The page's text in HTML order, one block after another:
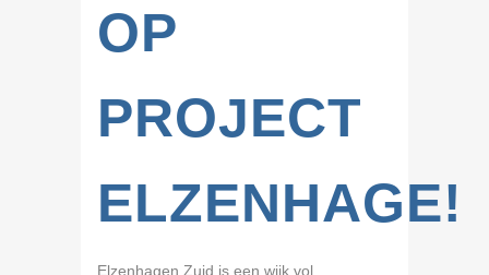
OP
PROJECT
ELZENHAGE!
Elzenhagen Zuid is een wijk vol